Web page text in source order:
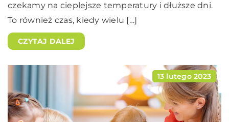
czekamy na cieplejsze temperatury i dłuższe dni.
To również czas, kiedy wielu […]
CZYTAJ DALEJ
13 lutego 2023